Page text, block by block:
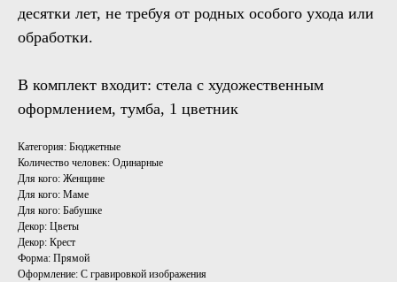
десятки лет, не требуя от родных особого ухода или
обработки.
В комплект входит: стела с художественным
оформлением, тумба, 1 цветник
Категория: Бюджетные
Количество человек: Одинарные
Для кого: Женщине
Для кого: Маме
Для кого: Бабушке
Декор: Цветы
Декор: Крест
Форма: Прямой
Оформление: С гравировкой изображения